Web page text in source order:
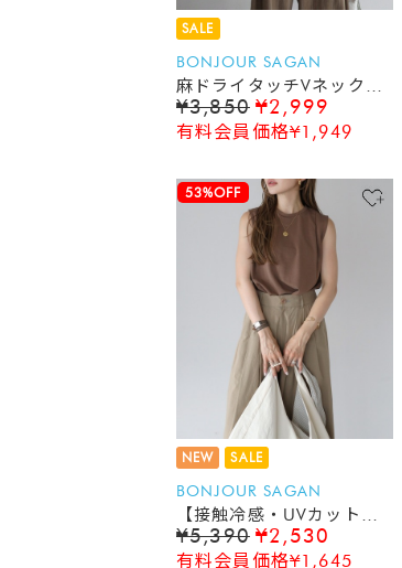
SALE
BONJOUR SAGAN
麻ドライタッチVネックニ
ットベスト
¥3,850 ¥2,999
有料会員価格¥1,949
53%OFF
NEW SALE
BONJOUR SAGAN
【接触冷感・UVカット】
プレート付フレンチスリー
¥5,390 ¥2,530
有料会員価格¥1,645